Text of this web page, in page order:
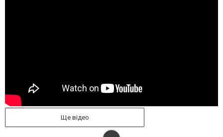
Ще відео